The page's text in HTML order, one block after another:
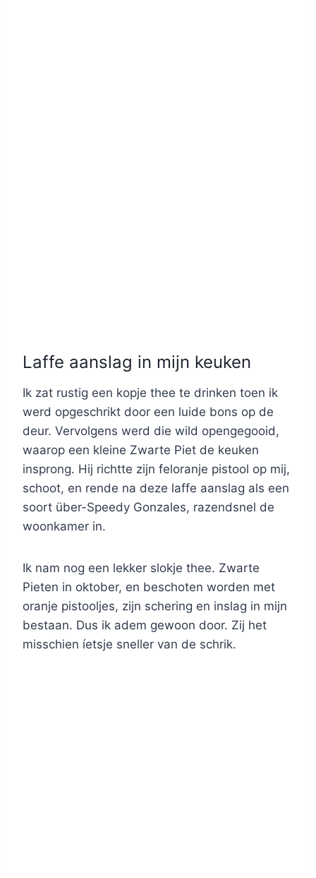
Laffe aanslag in mijn keuken
Ik zat rustig een kopje thee te drinken toen ik
werd opgeschrikt door een luide bons op de
deur. Vervolgens werd die wild opengegooid,
waarop een kleine Zwarte Piet de keuken
insprong. Hij richtte zijn feloranje pistool op mij,
schoot, en rende na deze laffe aanslag als een
soort über-Speedy Gonzales, razendsnel de
woonkamer in.
Ik nam nog een lekker slokje thee. Zwarte
Pieten in oktober, en beschoten worden met
oranje pistooljes, zijn schering en inslag in mijn
bestaan. Dus ik adem gewoon door. Zij het
misschien íetsje sneller van de schrik.